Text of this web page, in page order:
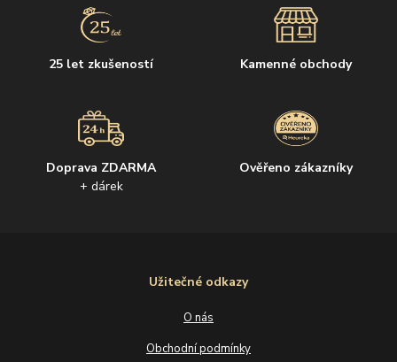
25 let zkušeností Kamenné obchody
Doprava ZDARMA
+ dárek
Ověřeno zákazníky
Užitečné odkazy
O nás
Obchodní podmínky